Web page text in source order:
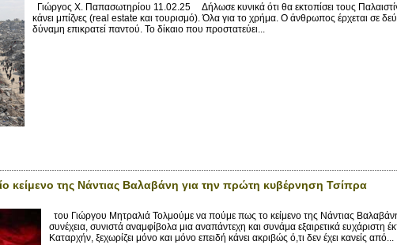
Γιώργος X. Παπασωτηρίου 11.02.25 Δήλωσε κυνικά ότι θα εκτοπίσει τους
κάνει μπίζνες (real estate και τουρισμό). Όλα για το χρήμα. Ο άνθρωπος έρχεται σε
δύναμη επικρατεί παντού. Το δίκαιο που προστατεύει...
κείμενο της Νάντιας Βαλαβάνη για την πρώτη κυβέρνηση Τσίπρα
του Γιώργου Μητραλιά Τολμούμε να πούμε πως το κείμενο της Νάντιας
συνέχεια, συνιστά αναμφίβολα μια αναπάντεχη και συνάμα εξαιρετικά ευχάριστη
Καταρχήν, ξεχωρίζει μόνο και μόνο επειδή κάνει ακριβώς ό,τι δεν έχει κανείς από...